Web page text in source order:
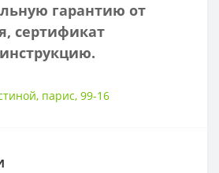
гарантию от
сертификат
, парис, 99-16